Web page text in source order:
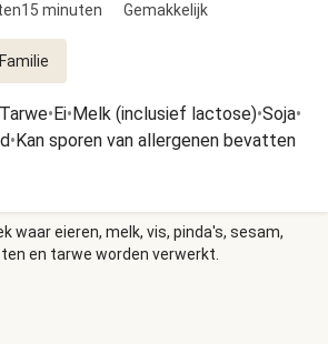
15 minuten
Gemakkelijk
Familie
Tarwe•Ei•Melk (inclusief lactose)•Soja•
•Kan sporen van allergenen bevatten
waar eieren, melk, vis, pinda's, sesam,
en tarwe worden verwerkt.